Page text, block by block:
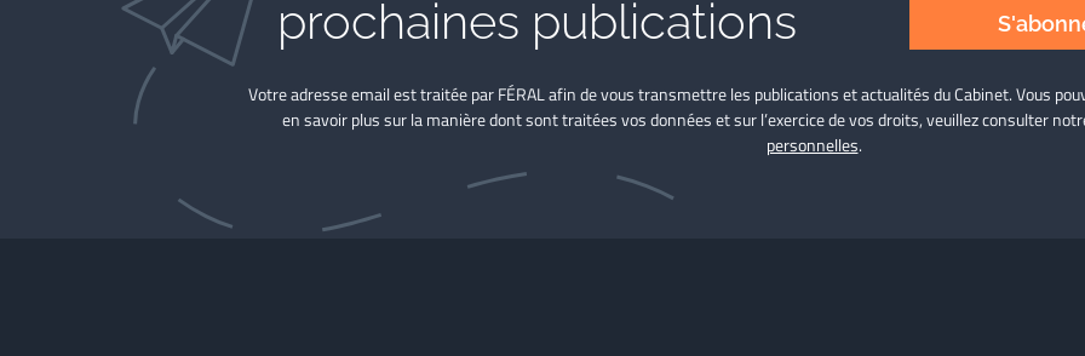
prochaines publications
Votre adresse email est traitée par FÉRAL afin de vous transmettre les publications et actualités du Cabinet. Vous
en savoir plus sur la manière dont sont traitées vos données et sur l’exercice de vos droits, veuillez consulter
personnelles.